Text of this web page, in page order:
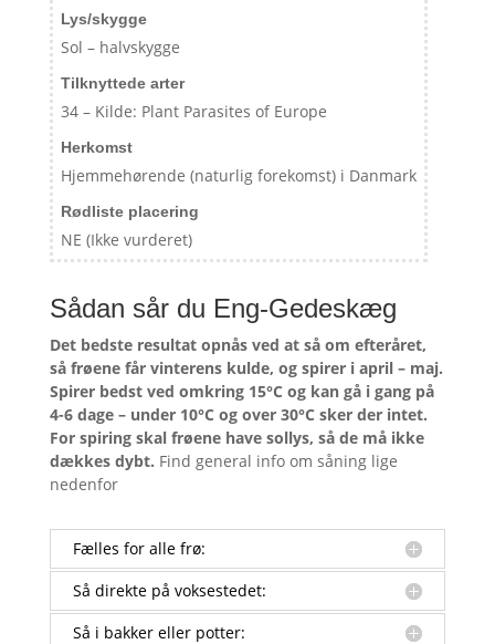
Lys/skygge
Sol – halvskygge
Tilknyttede arter
34 – Kilde: Plant Parasites of Europe
Herkomst
Hjemmehørende (naturlig forekomst) i Danmark
Rødliste placering
NE (Ikke vurderet)
Sådan sår du Eng-Gedeskæg
Det bedste resultat opnås ved at så om efteråret,
så frøene får vinterens kulde, og spirer i april – maj.
Spirer bedst ved omkring 15°C og kan gå i gang på
4-6 dage – under 10°C og over 30°C sker der intet.
For spiring skal frøene have sollys, så de må ikke
dækkes dybt. Find general info om såning lige
nedenfor
Fælles for alle frø:
Så direkte på voksestedet:
Så i bakker eller potter: